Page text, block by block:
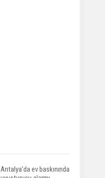
Antalya’da ev baskınında